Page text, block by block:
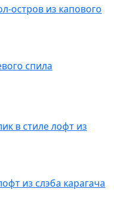
спила
из слэба карагача